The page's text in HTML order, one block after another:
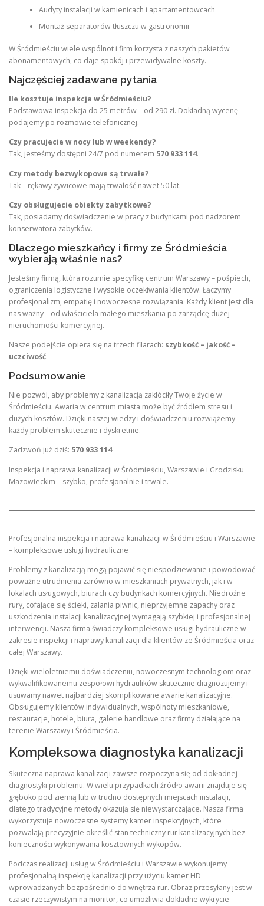
Audyty instalacji w kamienicach i apartamentowcach
Montaż separatorów tłuszczu w gastronomii
W Śródmieściu wiele wspólnot i firm korzysta z naszych pakietów
abonamentowych, co daje spokój i przewidywalne koszty.
Najczęściej zadawane pytania
Ile kosztuje inspekcja w Śródmieściu?
Podstawowa inspekcja do 25 metrów – od 290 zł. Dokładną wycenę
podajemy po rozmowie telefonicznej.
Czy pracujecie w nocy lub w weekendy?
Tak, jesteśmy dostępni 24/7 pod numerem 570 933 114.
Czy metody bezwykopowe są trwałe?
Tak – rękawy żywicowe mają trwałość nawet 50 lat.
Czy obsługujecie obiekty zabytkowe?
Tak, posiadamy doświadczenie w pracy z budynkami pod nadzorem
konserwatora zabytków.
Dlaczego mieszkańcy i firmy ze Śródmieścia
wybierają właśnie nas?
Jesteśmy firmą, która rozumie specyfikę centrum Warszawy – pośpiech,
ograniczenia logistyczne i wysokie oczekiwania klientów. Łączymy
profesjonalizm, empatię i nowoczesne rozwiązania. Każdy klient jest dla
nas ważny – od właściciela małego mieszkania po zarządcę dużej
nieruchomości komercyjnej.
Nasze podejście opiera się na trzech filarach: szybkość – jakość –
uczciwość.
Podsumowanie
Nie pozwól, aby problemy z kanalizacją zakłóciły Twoje życie w
Śródmieściu. Awaria w centrum miasta może być źródłem stresu i
dużych kosztów. Dzięki naszej wiedzy i doświadczeniu rozwiążemy
każdy problem skutecznie i dyskretnie.
Zadzwoń już dziś: 570 933 114
Inspekcja i naprawa kanalizacji w Śródmieściu, Warszawie i Grodzisku
Mazowieckim – szybko, profesjonalnie i trwale.
Profesjonalna inspekcja i naprawa kanalizacji w Śródmieściu i Warszawie
– kompleksowe usługi hydrauliczne
Problemy z kanalizacją mogą pojawić się niespodziewanie i powodować
poważne utrudnienia zarówno w mieszkaniach prywatnych, jak i w
lokalach usługowych, biurach czy budynkach komercyjnych. Niedrożne
rury, cofające się ścieki, zalania piwnic, nieprzyjemne zapachy oraz
uszkodzenia instalacji kanalizacyjnej wymagają szybkiej i profesjonalnej
interwencji. Nasza firma świadczy kompleksowe usługi hydrauliczne w
zakresie inspekcji i naprawy kanalizacji dla klientów ze Śródmieścia oraz
całej Warszawy.
Dzięki wieloletniemu doświadczeniu, nowoczesnym technologiom oraz
wykwalifikowanemu zespołowi hydraulików skutecznie diagnozujemy i
usuwamy nawet najbardziej skomplikowane awarie kanalizacyjne.
Obsługujemy klientów indywidualnych, wspólnoty mieszkaniowe,
restauracje, hotele, biura, galerie handlowe oraz firmy działające na
terenie Warszawy i Śródmieścia.
Kompleksowa diagnostyka kanalizacji
Skuteczna naprawa kanalizacji zawsze rozpoczyna się od dokładnej
diagnostyki problemu. W wielu przypadkach źródło awarii znajduje się
głęboko pod ziemią lub w trudno dostępnych miejscach instalacji,
dlatego tradycyjne metody okazują się niewystarczające. Nasza firma
wykorzystuje nowoczesne systemy kamer inspekcyjnych, które
pozwalają precyzyjnie określić stan techniczny rur kanalizacyjnych bez
konieczności wykonywania kosztownych wykopów.
Podczas realizacji usług w Śródmieściu i Warszawie wykonujemy
profesjonalną inspekcję kanalizacji przy użyciu kamer HD
wprowadzanych bezpośrednio do wnętrza rur. Obraz przesyłany jest w
czasie rzeczywistym na monitor, co umożliwia dokładne wykrycie